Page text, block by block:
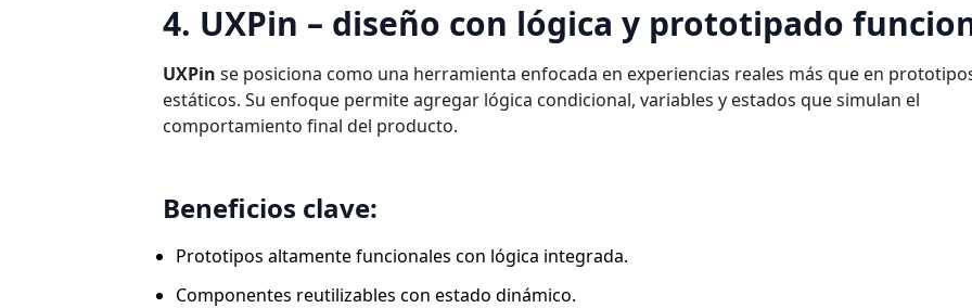
4. UXPin – diseño con lógica y prototipado
UXPin se posiciona como una herramienta enfocada en experiencias reales más que en
estáticos. Su enfoque permite agregar lógica condicional, variables y estados que simulan el
comportamiento final del producto.
Beneficios clave:
Prototipos altamente funcionales con lógica integrada.
Componentes reutilizables con estado dinámico.